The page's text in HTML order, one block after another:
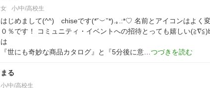
女 小/中/高校生
はじめまして(^^) chiseです(*˘︶˘*).｡.:*♡ 名前とアイコンはよく
０％です！
コミュニティ・イベントへの招待とっても嬉しい
は
『世にも奇妙な商品カタログ』と『5分後に意
まる
小/中/高校生